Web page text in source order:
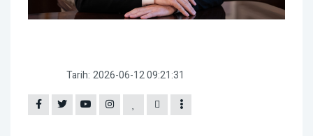
Tarih: 2026-06-12 09:21:31